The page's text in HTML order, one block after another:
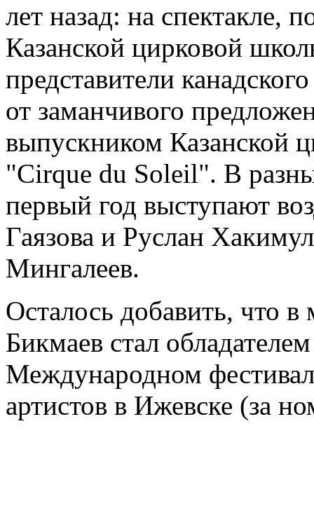
лет назад: на спектакле,
Казанской цирковой
представители
от заманчивого
выпускником Казанской
"Cirque du Soleil". В
первый год выступают
Гаязова и Руслан
Мингалеев.
Осталось добавить, что в
Бикмаев стал
Международном
артистов в Ижевске (за